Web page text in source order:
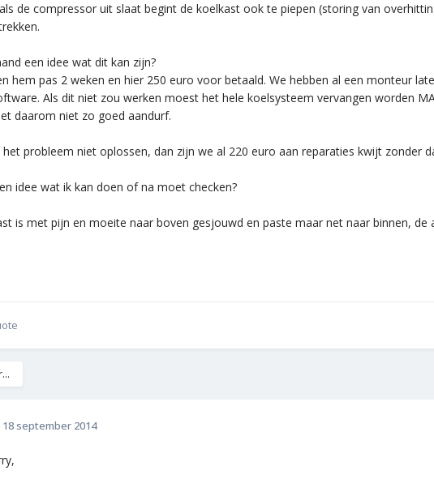
de compressor uit slaat begint de koelkast ook te piepen (storing van
een idee wat dit kan zijn?
hem pas 2 weken en hier 250 euro voor betaald. We hebben al een monteur
Als dit niet zou werken moest het hele koelsysteem vervangen worden
daarom niet zo goed aandurf.
probleem niet oplossen, dan zijn we al 220 euro aan reparaties kwijt zonder
idee wat ik kan doen of na moet checken?
is met pijn en moeite naar boven gesjouwd en paste maar net naar binnen,
18 september 2014